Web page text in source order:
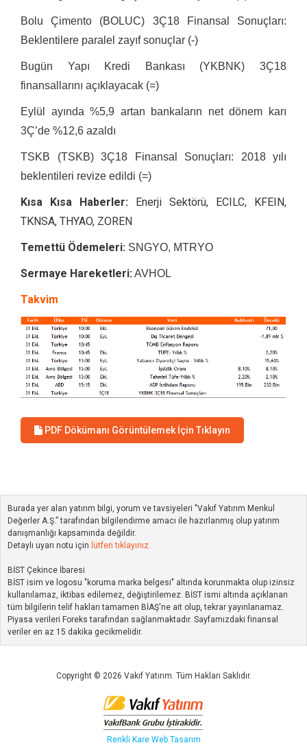
Bolu Çimento (BOLUC) 3Ç18 Finansal Sonuçları:
Beklentilere paralel zayıf sonuçlar (-)
Bugün Yapı Kredi Bankası (YKBNK) 3Ç18
finansallarını açıklayacak (=)
Eylül ayında %5,9 artan bankaların net dönem karı
3Ç’de %12,6 azaldı
TSKB (TSKB) 3Ç18 Finansal Sonuçları: 2018 yılı
beklentileri revize edildi (=)
Kısa Kısa Haberler:
Enerji Sektörü, ECILC, KFEIN,
TKNSA, THYAO, ZOREN
Temettü Ödemeleri: SNGYO, MTRYO
Sermaye Hareketleri: AVHOL
Takvim
PDF Dökümanı Görüntülemek İçin Tıklayın
Burada yer alan yatırım bilgi, yorum ve tavsiyeleri "Vakıf Yatırım Menkul
Değerler A.Ş.” tarafından bilgilendirme amacı ile hazırlanmış olup yatırım
danışmanlığı kapsamında değildir.
Detaylı uyarı notu için lütfen tıklayınız.
BİST Çekince İbaresi
BİST isim ve logosu "koruma marka belgesi" altında korunmakta olup izinsiz
kullanılamaz, iktibas edilemez, değiştirilemez. BİST ismi altında açıklanan
tüm bilgilerin telif hakları tamamen BİAŞ'ne ait olup, tekrar yayınlanamaz.
Piyasa verileri Foreks tarafından sağlanmaktadır. Sayfamızdaki finansal
veriler en az 15 dakika gecikmelidir.
Copyright © 2026 Vakıf Yatırım. Tüm Hakları Saklıdır.
Renkli Kare Web Tasarım